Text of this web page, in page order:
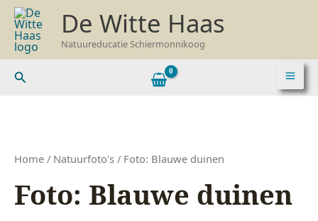
naar
inhoud
De Witte Haas
Natuureducatie Schiermonnikoog
Zoeken
Home / Natuurfoto's / Foto: Blauwe duinen
Foto: Blauwe duinen
duinen